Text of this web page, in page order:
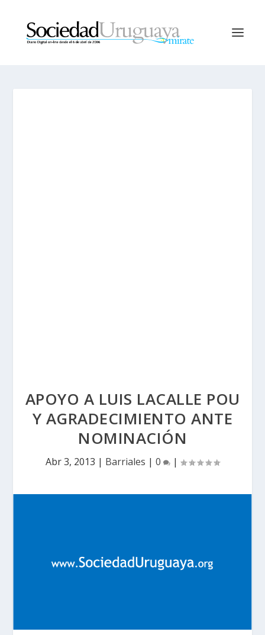
APOYO A LUIS LACALLE POU
Y AGRADECIMIENTO ANTE
NOMINACIÓN
Abr 3, 2013 | Barriales | 0 |